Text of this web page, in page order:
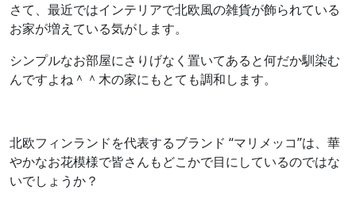
さて、最近ではインテリアで北欧風の雑貨が飾られている
お家が増えている気がします。
シンプルなお部屋にさりげなく置いてあると何だか馴染む
んですよね＾＾木の家にもとても調和します。
北欧フィンランドを代表するブランド “マリメッコ”は、華
やかなお花模様で皆さんもどこかで目にしているのではな
いでしょうか？